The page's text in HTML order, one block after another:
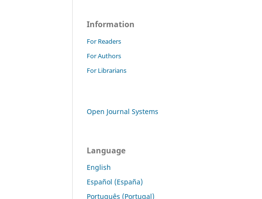
Information
For Readers
For Authors
For Librarians
Open Journal Systems
Language
English
Español (España)
Português (Portugal)